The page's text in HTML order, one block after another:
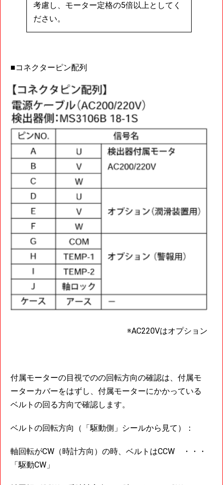
考慮し、モーター定格の5倍以上としてく
ださい。
■コネクターピン配列
※AC220Vはオプション
付属モーターの目視でのの回転方向の確認は、付属モ
ーターカバーをはずし、付属モーターにかかっている
ベルトの回る方向で確認します。
ベルトの回転方向（「駆動側」シールから見て）：
軸回転がCW（時計方向）の時、ベルトはCCW ・・・
「駆動CW」